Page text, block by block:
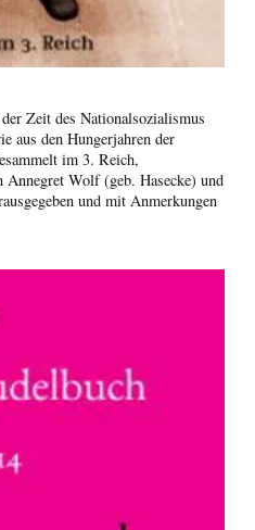
Zeit des Nationalsozialismus
aus den Hungerjahren der
im 3. Reich,
Annegret Wolf (geb. Hasecke) und
und mit Anmerkungen